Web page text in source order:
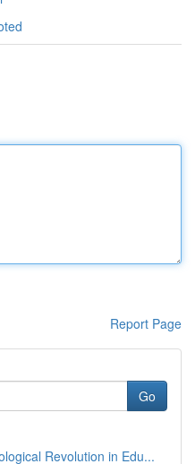
Report Page
Go
Revolution in Edu...